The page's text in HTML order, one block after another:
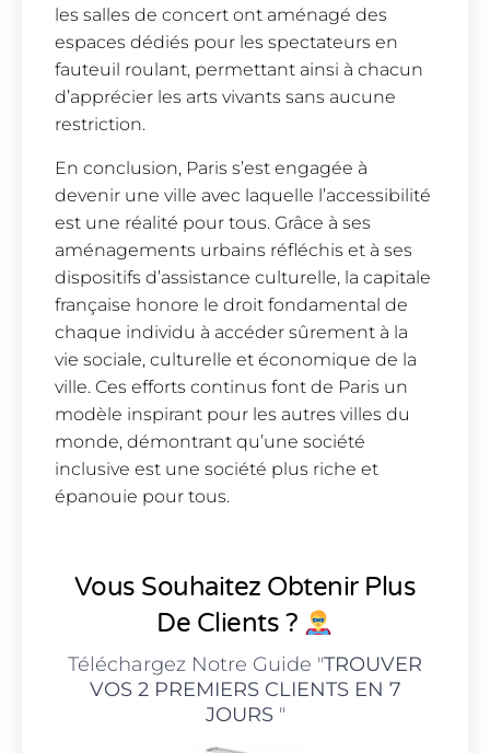
les salles de concert ont aménagé des
espaces dédiés pour les spectateurs en
fauteuil roulant, permettant ainsi à chacun
d’apprécier les arts vivants sans aucune
restriction.
En conclusion, Paris s’est engagée à
devenir une ville avec laquelle l’accessibilité
est une réalité pour tous. Grâce à ses
aménagements urbains réfléchis et à ses
dispositifs d’assistance culturelle, la capitale
française honore le droit fondamental de
chaque individu à accéder sûrement à la
vie sociale, culturelle et économique de la
ville. Ces efforts continus font de Paris un
modèle inspirant pour les autres villes du
monde, démontrant qu’une société
inclusive est une société plus riche et
épanouie pour tous.
Vous Souhaitez Obtenir Plus
De Clients ?
Téléchargez Notre Guide "TROUVER
VOS 2 PREMIERS CLIENTS EN 7
JOURS"